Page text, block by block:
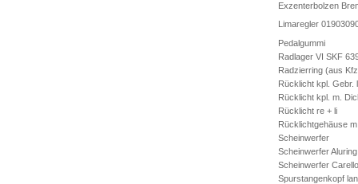
Exzenterbolzen
Limaregler
Pedalgummi
Radlager VI SKF
Radzierring (aus
Rücklicht kpl. Gebr.
Rücklicht kpl. m.
Rücklicht re + li
Rücklichtgehäuse
Scheinwerfer
Scheinwerfer Aluring
Scheinwerfer Carello
Spurstangenkopf